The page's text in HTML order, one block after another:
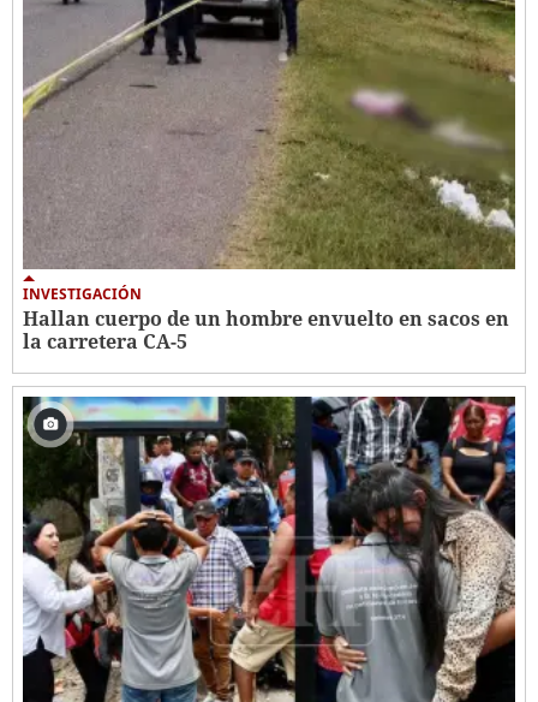
INVESTIGACIÓN
Hallan cuerpo de un hombre envuelto en sacos en
la carretera CA-5